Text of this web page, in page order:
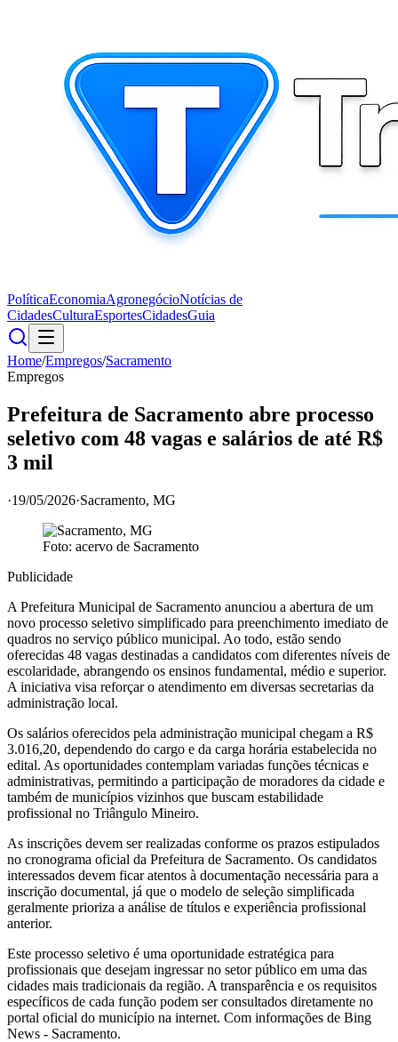
PolíticaEconomiaAgronegócioNotícias de
CidadesCulturaEsportesCidadesGuia
Home/Empregos/Sacramento
Empregos
Prefeitura de Sacramento abre processo
seletivo com 48 vagas e salários de até R$
3 mil
·19/05/2026·Sacramento, MG
Foto: acervo de Sacramento
Publicidade
A Prefeitura Municipal de Sacramento anunciou a abertura de um
novo processo seletivo simplificado para preenchimento imediato de
quadros no serviço público municipal. Ao todo, estão sendo
oferecidas 48 vagas destinadas a candidatos com diferentes níveis de
escolaridade, abrangendo os ensinos fundamental, médio e superior.
A iniciativa visa reforçar o atendimento em diversas secretarias da
administração local.
Os salários oferecidos pela administração municipal chegam a R$
3.016,20, dependendo do cargo e da carga horária estabelecida no
edital. As oportunidades contemplam variadas funções técnicas e
administrativas, permitindo a participação de moradores da cidade e
também de municípios vizinhos que buscam estabilidade
profissional no Triângulo Mineiro.
As inscrições devem ser realizadas conforme os prazos estipulados
no cronograma oficial da Prefeitura de Sacramento. Os candidatos
interessados devem ficar atentos à documentação necessária para a
inscrição documental, já que o modelo de seleção simplificada
geralmente prioriza a análise de títulos e experiência profissional
anterior.
Este processo seletivo é uma oportunidade estratégica para
profissionais que desejam ingressar no setor público em uma das
cidades mais tradicionais da região. A transparência e os requisitos
específicos de cada função podem ser consultados diretamente no
portal oficial do município na internet. Com informações de Bing
News - Sacramento.